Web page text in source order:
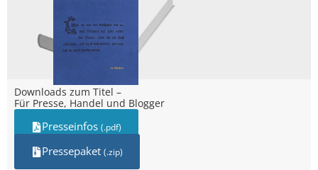
Downloads zum Titel –
Für Presse, Handel und Blogger
Presseinfos (.pdf)
Pressepaket (.zip)